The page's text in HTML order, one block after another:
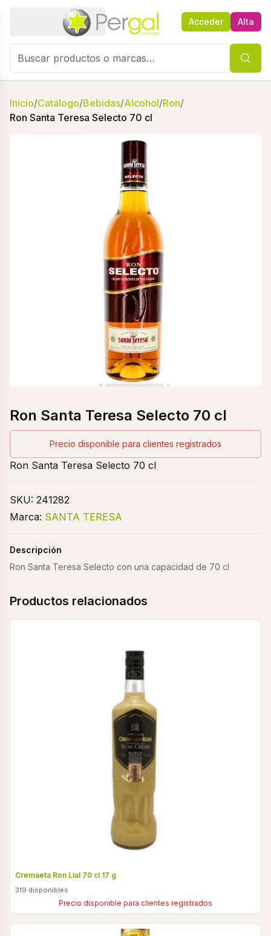
Acceder Alta
Inicio/Catálogo/Bebidas/Alcohol/Ron/
Ron Santa Teresa Selecto 70 cl
Ron Santa Teresa Selecto 70 cl
Precio disponible para clientes registrados
Ron Santa Teresa Selecto 70 cl
SKU: 241282
Marca: SANTA TERESA
Descripción
Ron Santa Teresa Selecto con una capacidad de 70 cl
Productos relacionados
Cremaeta Ron Lial 70 cl 17 g
319 disponibles
Precio disponible para clientes registrados